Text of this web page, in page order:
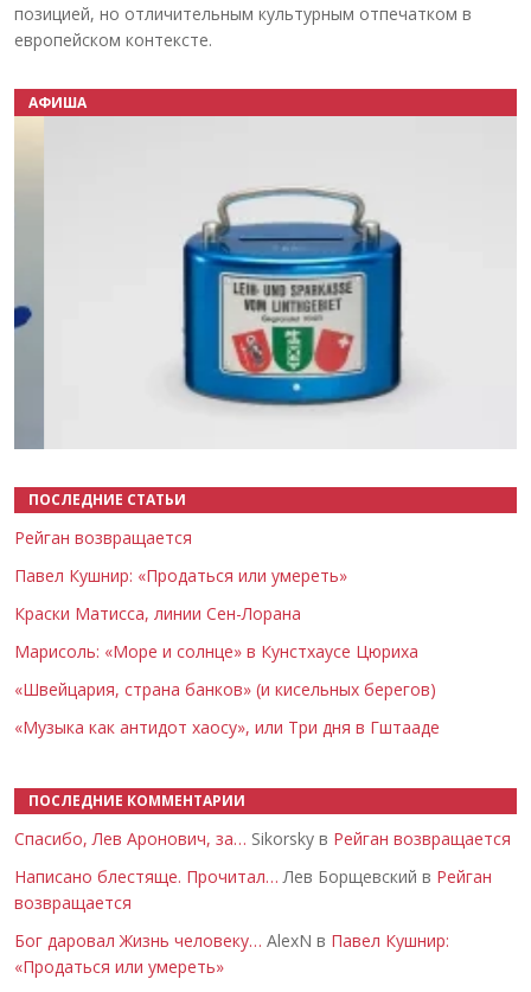
позицией, но отличительным культурным отпечатком в
европейском контексте.
АФИША
ПОСЛЕДНИЕ СТАТЬИ
Рейган возвращается
Павел Кушнир: «Продаться или умереть»
Краски Матисса, линии Сен-Лорана
Марисоль: «Море и солнце» в Кунстхаусе Цюриха
«Швейцария, страна банков» (и кисельных берегов)
«Музыка как антидот хаосу», или Три дня в Гштааде
ПОСЛЕДНИЕ КОММЕНТАРИИ
Спасибо, Лев Аронович, за… Sikorsky в Рейган возвращается
Написано блестяще. Прочитал… Лев Борщевский в Рейган
возвращается
Бог даровал Жизнь человеку… AlexN в Павел Кушнир:
«Продаться или умереть»